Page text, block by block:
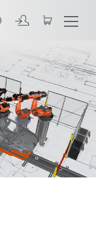
Todos os serviços